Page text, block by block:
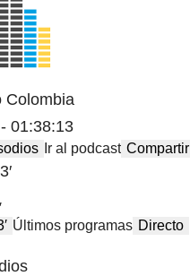
Colombia
- 01:38:13
Ir al podcast Compartir
Últimos programas Directo